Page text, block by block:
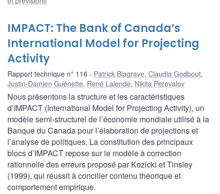
IMPACT: The Bank of Canada’s
International Model for Projecting
Activity
Rapport technique n° 116 Patrick Blagrave, Claudia Godbout,
Justin-Damien Guénette, René Lalonde, Nikita Perevalov
Nous présentons la structure et les caractéristiques
d’IMPACT (International Model for Projecting Activity), un
modèle semi-structurel de l’économie mondiale utilisé à la
Banque du Canada pour l’élaboration de projections et
l’analyse de politiques. La constitution des principaux
blocs d’IMPACT repose sur le modèle à correction
rationnelle des erreurs proposé par Kozicki et Tinsley
(1999), qui réussit à concilier contenu théorique et
comportement empirique.